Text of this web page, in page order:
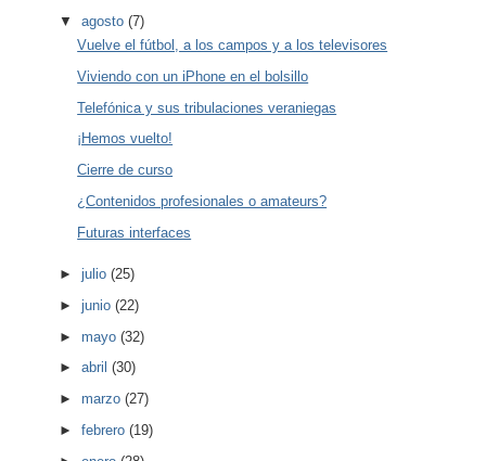
▼agosto(7)
Vuelve el fútbol, a los campos y a los televisores
Viviendo con un iPhone en el bolsillo
Telefónica y sus tribulaciones veraniegas
¡Hemos vuelto!
Cierre de curso
¿Contenidos profesionales o amateurs?
Futuras interfaces
►julio(25)
►junio(22)
►mayo(32)
►abril(30)
►marzo(27)
►febrero(19)